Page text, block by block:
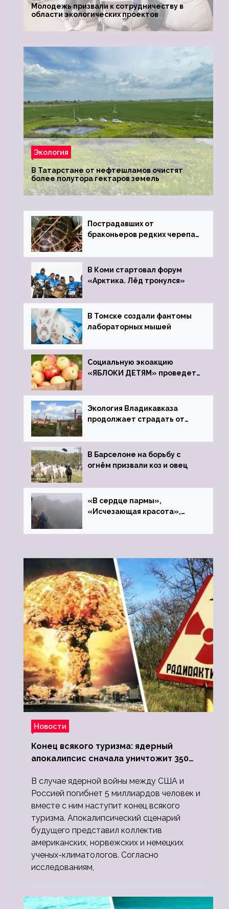
Молодежь призвали к сотрудничеству в
области экологических проектов
Экология
В Татарстане от нефтешламов очистят
более полутора гектаров земель
Пострадавших от
браконьеров редких черепах
зоопарк
В Коми стартовал форум
«Арктика. Лёд тронулся»
В Томске создали фантомы
лабораторных мышей
Социальную экоакцию
«ЯБЛОКИ ДЕТЯМ» проведет
Экология Владикавказа
продолжает страдать от
В Барселоне на борьбу с
огнём призвали коз и овец
«В сердце пармы»,
«Исчезающая красота»,
Новости
Конец всякого туризма: ядерный
апокалипсис сначала уничтожит 350
людей
В случае ядерной войны между США и
Россией погибнет 5 миллиардов человек и
вместе с ним наступит конец всякого
туризма. Апокалипсический сценарий
будущего представил коллектив
американских, норвежских и немецких
ученых-климатологов. Согласно
исследованиям,